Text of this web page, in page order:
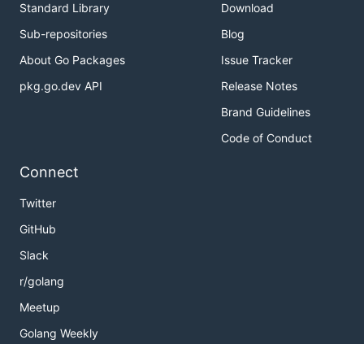
Standard Library
Sub-repositories
About Go Packages
pkg.go.dev API
Download
Blog
Issue Tracker
Release Notes
Brand Guidelines
Code of Conduct
Connect
Twitter
GitHub
Slack
r/golang
Meetup
Golang Weekly